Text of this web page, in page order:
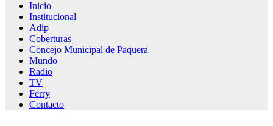
Inicio
Institucional
Adip
Coberturas
Concejo Municipal de Paquera
Mundo
Radio
TV
Ferry
Contacto